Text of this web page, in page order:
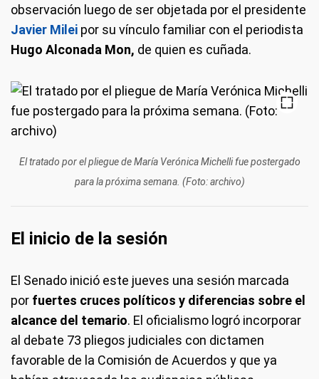
observación luego de ser objetada por el presidente
Javier Milei por su vínculo familiar con el periodista
Hugo Alconada Mon, de quien es cuñada.
El tratado por el pliegue de María Verónica Michelli fue postergado
para la próxima semana. (Foto: archivo)
El inicio de la sesión
El Senado inició este jueves una sesión marcada
por fuertes cruces políticos y diferencias sobre el
alcance del temario. El oficialismo logró incorporar
al debate 73 pliegos judiciales con dictamen
favorable de la Comisión de Acuerdos y que ya